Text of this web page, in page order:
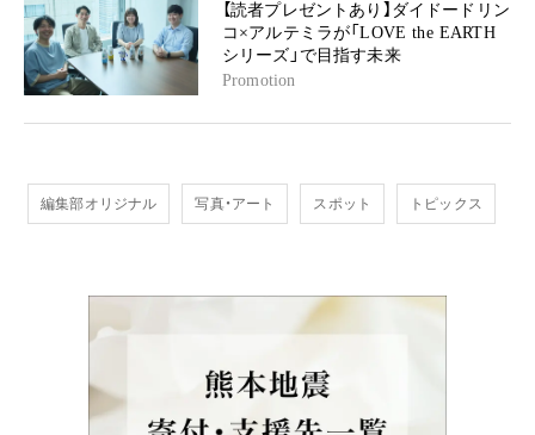
【読者プレゼントあり】ダイドードリン
コ×アルテミラが「LOVE the EARTH
シリーズ」で目指す未来
Promotion
編集部オリジナル 写真・アート スポット トピックス